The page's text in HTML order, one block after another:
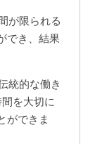
が限られる
でき、結果
統的な働き
を大切に
ができま